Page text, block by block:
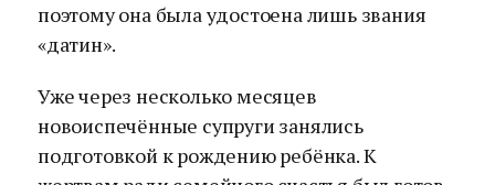
поэтому она была удостоена лишь звания
«датин».
Уже через несколько месяцев
новоиспечённые супруги занялись
подготовкой к рождению ребёнка. К